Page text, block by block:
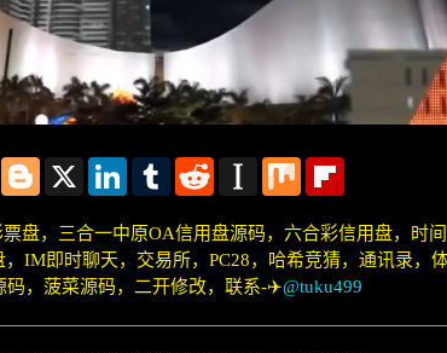
BloggerX LinkedInTumblrReddit Instapaper
Mix Flipboard
盘，三合一中原OA信用盘源码，六合彩信用盘，时间
IM即时聊天，交易所，PC28，哈希竞猜，通讯录，
码，菠菜源码，二开修改，联系-✈️@tuku499